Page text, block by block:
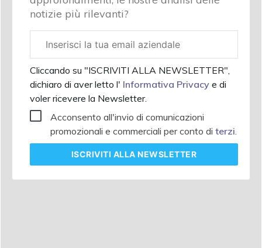
notizie più rilevanti?
aziendale
Cliccando su "ISCRIVITI ALLA NEWSLETTER",
dichiaro di aver letto l' Informativa Privacy e di
voler ricevere la Newsletter.
Acconsento all'invio di comunicazioni
promozionali e commerciali per conto di terzi.
ISCRIVITI ALLA NEWSLETTER